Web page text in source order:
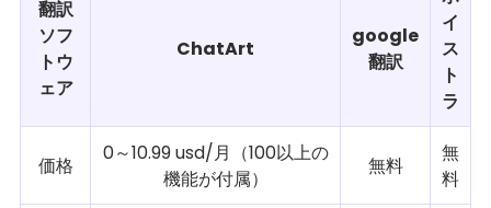
翻訳
ソフ
トウ
ェア
ChatArt
google
翻訳
イ
ス
ト
ラ
価格
0～10.99 usd/月（100以上の
機能が付属）
無料
無
料